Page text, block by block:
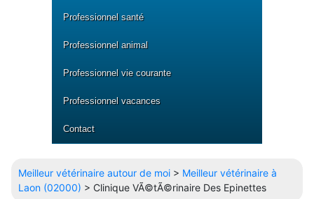
Professionnel santé
Professionnel animal
Professionnel vie courante
Professionnel vacances
Contact
Meilleur vétérinaire autour de moi > Meilleur vétérinaire à
Laon (02000) > Clinique VÃ©tÃ©rinaire Des Epinettes